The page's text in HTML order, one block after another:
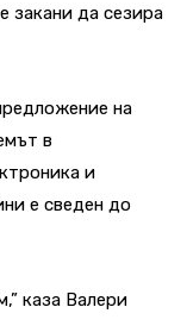
закани да сезира
на
в
и
е сведен до
каза Валери